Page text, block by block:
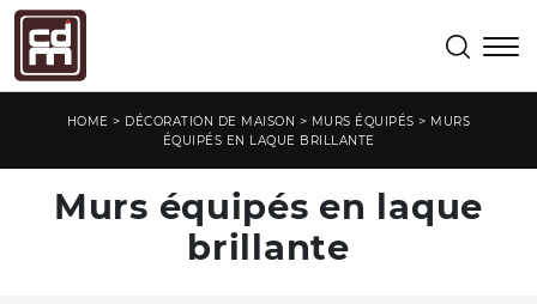
HOME > DÉCORATION DE MAISON > MURS ÉQUIPÉS > MURS
ÉQUIPÉS EN LAQUE BRILLANTE
Murs équipés en laque
brillante